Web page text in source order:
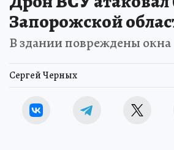
Запорожской
В здании повреждены окна
Сергей Черных